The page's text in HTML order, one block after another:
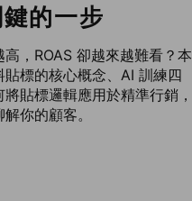
的一步
高，ROAS 卻越來越難看？本
貼標的核心概念、AI 訓練四
貼標邏輯應用於精準行銷，
你的顧客。